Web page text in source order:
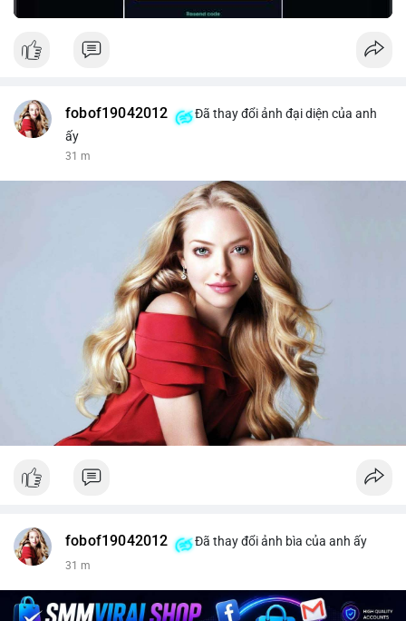
fobof19042012
Đã thay đổi ảnh đại diện của anh
ấy
31 m
fobof19042012 Đã thay đổi ảnh bìa của anh ấy
31 m